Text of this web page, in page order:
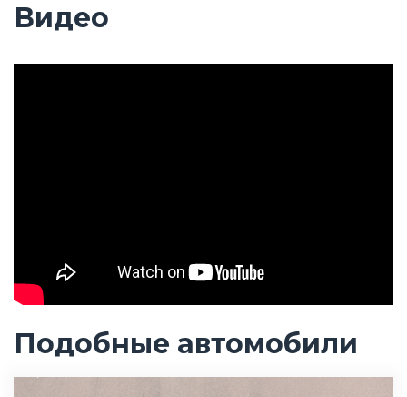
Видео
Подобные автомобили